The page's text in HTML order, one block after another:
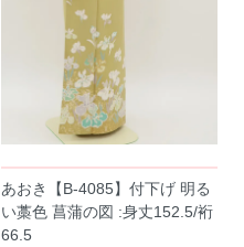
あおき【B-4085】付下げ 明る
い藁色 菖蒲の図 :身丈152.5/裄
66.5